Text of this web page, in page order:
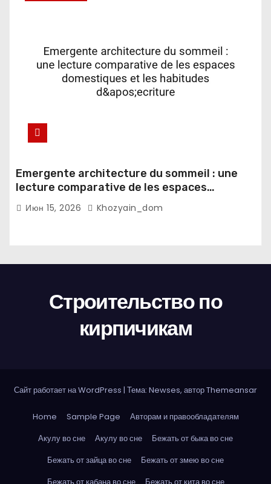
Emergente architecture du sommeil : une
lecture comparative de les espaces
domestiques et les habitudes d'ecriture
Июн 15, 2026 Khozyain_dom
Строительство по
кирпичикам
Сайт работает на WordPress | Тема: Newses, авторThemeansar
Home Sample Page
Авторам и правообладателям
Акулу во сне
Акулу во сне
Бежать от быка во сне
Бежать от зайца во сне
Бежать от змею во сне